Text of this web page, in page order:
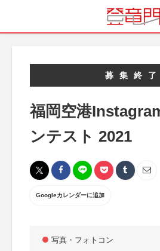
募集終了
福岡空港
ンテスト 2021
Googleカレンダーに追加
写真・フォトコン